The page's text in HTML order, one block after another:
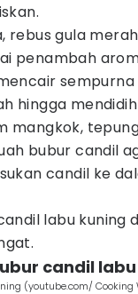
rebus gula
penambah
hingga
mangkok,
bubur candil
candil ke
labu kuning
candil
(youtube.com/ Cooking